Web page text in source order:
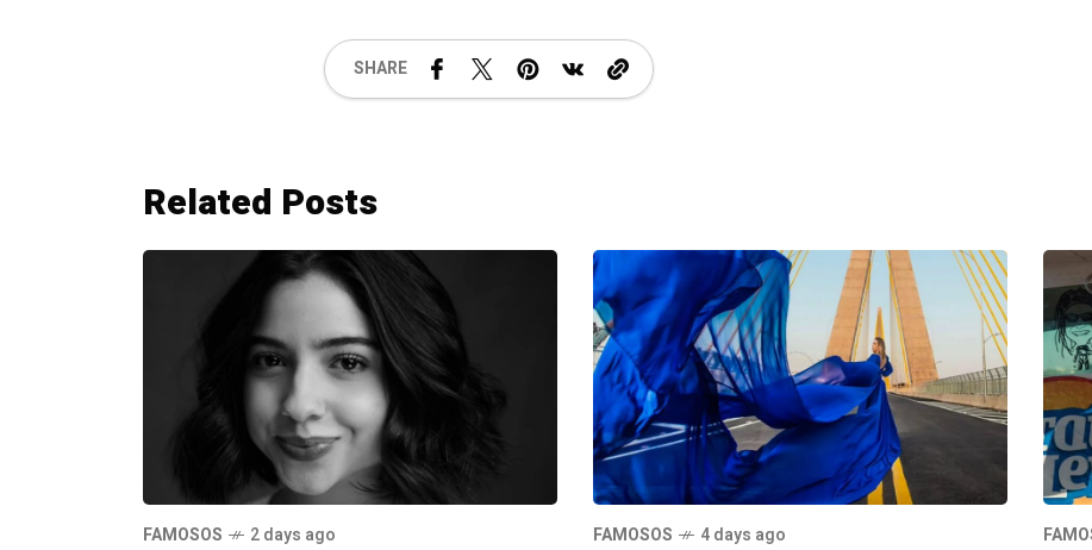
SHARE
Related Posts
FAMOSOS 2 days ago FAMOSOS 4 days ago